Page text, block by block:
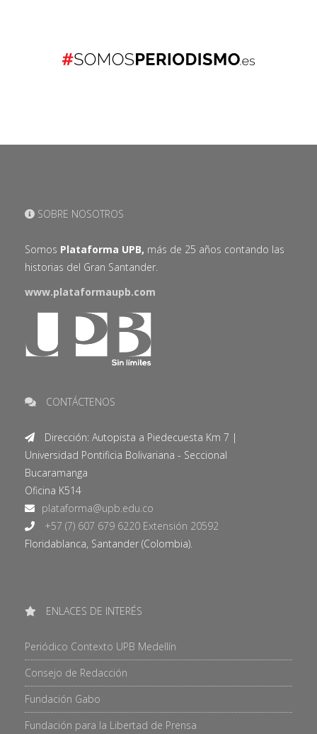
SOBRE NOSOTROS
Somos Plataforma UPB, más de 25 años contando las
historias del Gran Santander.
www.plataformaupb.com
CONTÁCTENOS
Dirección: Autopista a Piedecuesta Km 7 |
Universidad Pontificia Bolivariana - Seccional
Bucaramanga
Oficina K514
+57 (7) 607 679 6220 Extensión 20592
Floridablanca, Santander (Colombia).
ENLACES DE INTERÉS
Periódico Contexto UPB Medellín
Consejo de Redacción
Fundación Gabo
Fundación para la Libertad de Prensa